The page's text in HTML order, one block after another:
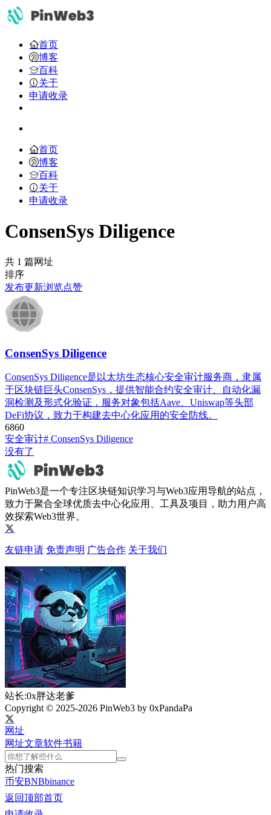
首页
博客
百科
关于
申请收录
首页
博客
百科
关于
申请收录
ConsenSys Diligence
共 1 篇网址
排序
发布更新浏览点赞
ConsenSys Diligence
ConsenSys Diligence是以太坊生态核心安全审计服务商，隶属
于区块链巨头ConsenSys，提供智能合约安全审计、自动化漏
洞检测及形式化验证，服务对象包括Aave、Uniswap等头部
DeFi协议，致力于构建去中心化应用的安全防线。
6860
安全审计# ConsenSys Diligence
没有了
PinWeb3是一个专注区块链知识学习与Web3应用导航的站点，
致力于聚合全球优质去中心化应用、工具及项目，助力用户高
效探索Web3世界。
友链申请 免责声明 广告合作 关于我们
站长:0x胖达老爹
Copyright © 2025-2026 PinWeb3 by 0xPandaPa
网址
网址文章软件书籍
热门搜索
币安BNBbinance
返回顶部首页